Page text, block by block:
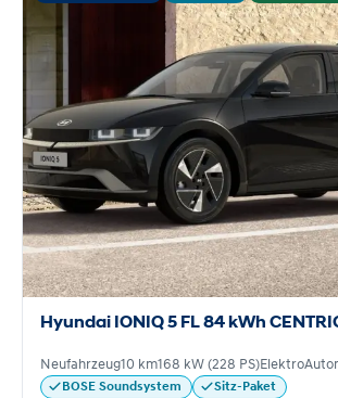
Hyundai IONIQ 5 FL 84 kWh
Neufahrzeug10 km168 kW (228 PS)Elektro
BOSE Soundsystem
Sitz-Paket